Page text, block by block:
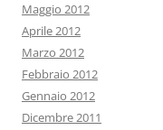
Maggio 2012
Aprile 2012
Marzo 2012
Febbraio 2012
Gennaio 2012
Dicembre 2011